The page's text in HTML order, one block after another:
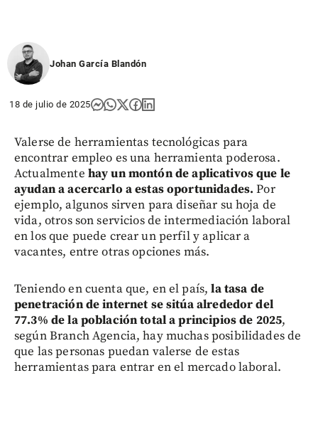
Johan García Blandón
18 de julio de 2025
Valerse de herramientas tecnológicas para
encontrar empleo es una herramienta poderosa.
Actualmente hay un montón de aplicativos que le
ayudan a acercarlo a estas oportunidades. Por
ejemplo, algunos sirven para diseñar su hoja de
vida, otros son servicios de intermediación laboral
en los que puede crear un perfil y aplicar a
vacantes, entre otras opciones más.
Teniendo en cuenta que, en el país,la tasa de
penetración de internet se sitúa alrededor del
77.3% de la población total a principios de 2025,
según Branch Agencia, hay muchas posibilidades de
que las personas puedan valerse de estas
herramientas para entrar en el mercado laboral.